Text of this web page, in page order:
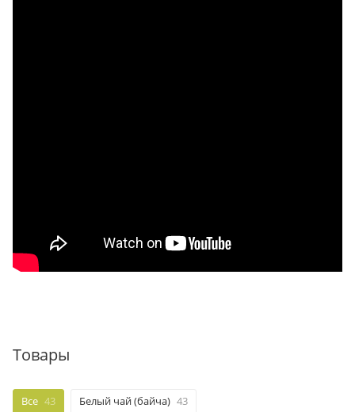
Товары
Все 43 Белый чай (байча) 43